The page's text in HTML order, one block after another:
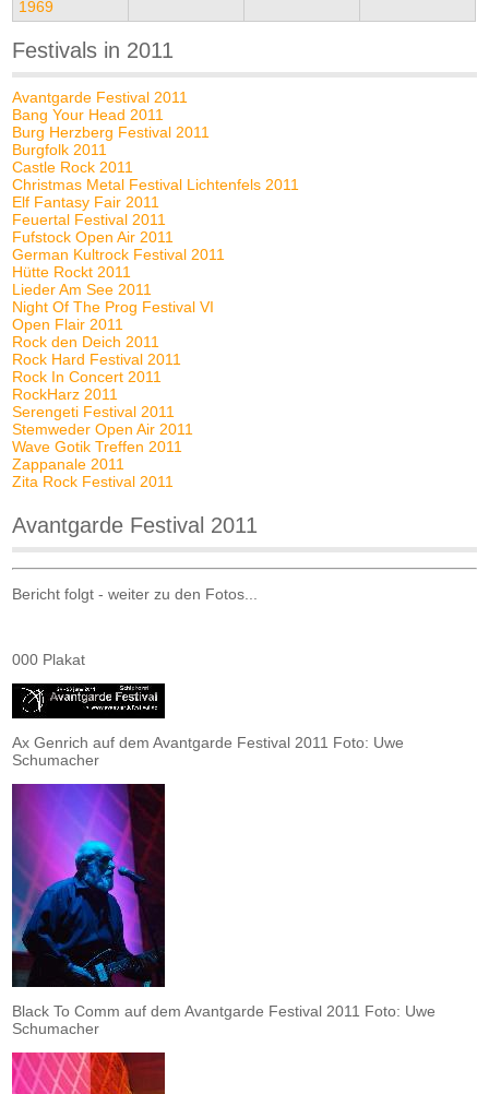
1969
Festivals in 2011
Avantgarde Festival 2011
Bang Your Head 2011
Burg Herzberg Festival 2011
Burgfolk 2011
Castle Rock 2011
Christmas Metal Festival Lichtenfels 2011
Elf Fantasy Fair 2011
Feuertal Festival 2011
Fufstock Open Air 2011
German Kultrock Festival 2011
Hütte Rockt 2011
Lieder Am See 2011
Night Of The Prog Festival VI
Open Flair 2011
Rock den Deich 2011
Rock Hard Festival 2011
Rock In Concert 2011
RockHarz 2011
Serengeti Festival 2011
Stemweder Open Air 2011
Wave Gotik Treffen 2011
Zappanale 2011
Zita Rock Festival 2011
Avantgarde Festival 2011
Bericht folgt - weiter zu den Fotos...
000 Plakat
Ax Genrich auf dem Avantgarde Festival 2011 Foto: Uwe
Schumacher
Black To Comm auf dem Avantgarde Festival 2011 Foto: Uwe
Schumacher